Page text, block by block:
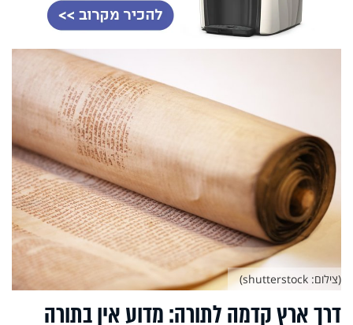
דרך ארץ קדמה לתורה: מדוע אין בתורה
(צילום: shutterstock)